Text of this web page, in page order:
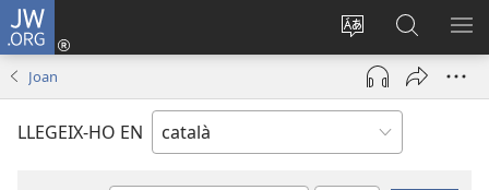
JW.ORG
Canvia
d’idioma
Inicia
sessió
(obre
finestra
Cerca
jw.org
Joan
LLEGEIX-HO EN